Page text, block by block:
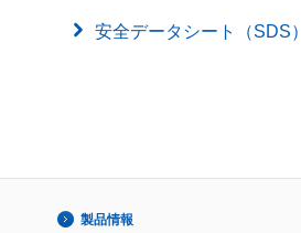
安全データシート（SDS）
製品情報